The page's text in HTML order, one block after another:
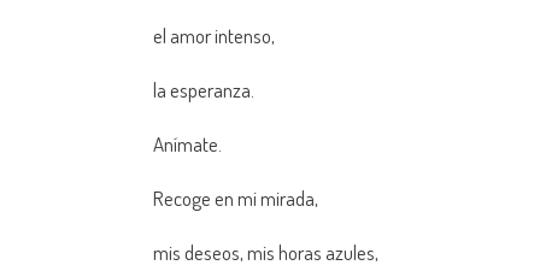
el amor intenso,
la esperanza.
Anímate.
Recoge en mi mirada,
mis deseos, mis horas azules,